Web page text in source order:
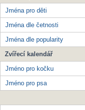
Jména pro děti
Jména dle četnosti
Jména dle popularity
Zvířecí kalendář
Jméno pro kočku
Jméno pro psa